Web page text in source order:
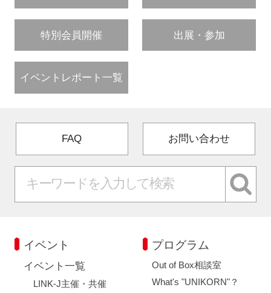
特別会員開催 出展・参加
イベントレポート一覧
FAQ お問い合わせ
イベント
イベント一覧
LINK-J主催・共催
プログラム
Out of Box相談室
What's "UNIKORN"？